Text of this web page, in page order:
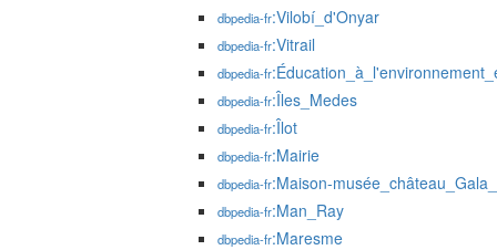
dbpedia-fr:Vilobí_d'Onyar
dbpedia-fr:Vitrail
dbpedia-fr
dbpedia-fr:Îles_Medes
dbpedia-fr:Îlot
dbpedia-fr:Mairie
dbpedia-fr:Maison-
dbpedia-fr:Man_Ray
dbpedia-fr:Maresme